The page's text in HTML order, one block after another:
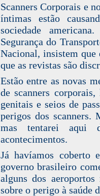
Scanners Corporais e
íntimas estão
sociedade
Segurança do
Nacional, insistem que
que as revistas são
Estão entre as novas
descanners corporais,
genitais e seios de
perigos dos scanners.
mas tentarei aqui
acontecimentos.
Já havíamos coberto
governo brasileiro
alguns dos
sobre o perigo à saúde